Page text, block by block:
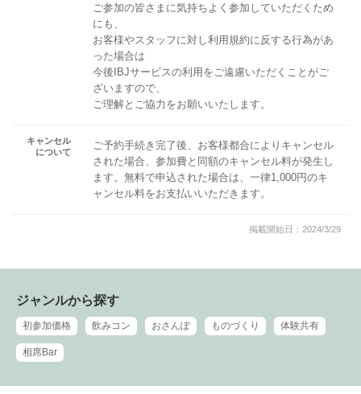
ご参加の皆さまに気持ちよく参加していただくため
にも、
お客様やスタッフに対し利用規約に反する行為があ
った場合は
今後IBJサービスの利用をご遠慮いただくことがご
ざいますので、
ご理解とご協力をお願いいたします。
キャンセル
について
ご予約手続き完了後、お客様都合によりキャンセル
された場合、参加費と同額のキャンセル料が発生し
ます。無料で申込された場合は、一律1,000円のキ
ャンセル料をお支払いいただきます。
掲載開始日：2024/3/29
ジャンルから探す
初参加価格 飲みコン おさんぽ ものづくり 体験共有
相席Bar